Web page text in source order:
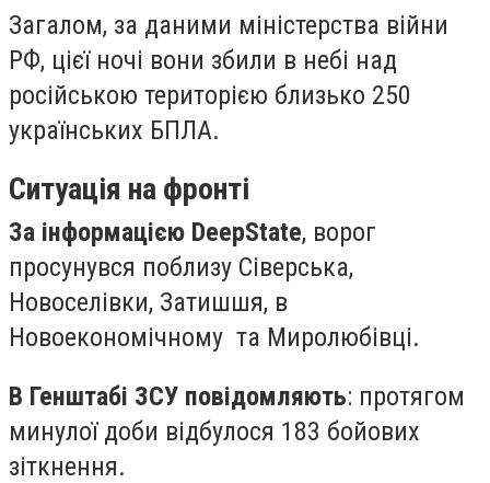
Загалом, за даними міністерства війни
РФ, цієї ночі вони збили в небі над
російською територією близько 250
українських БПЛА.
Ситуація на фронті
За інформацією DeepState, ворог
просунувся поблизу Сіверська,
Новоселівки, Затишшя, в
Новоекономічному та Миролюбівці.
В Генштабі ЗСУ повідомляють: протягом
минулої доби відбулося 183 бойових
зіткнення.